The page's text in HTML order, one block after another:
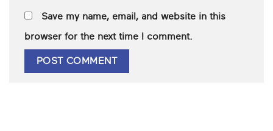
Save my name, email, and website in this
browser for the next time I comment.